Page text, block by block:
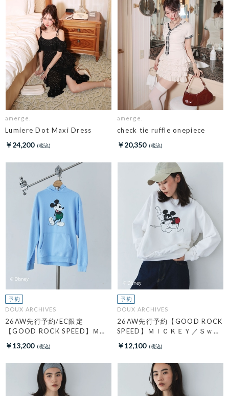
amerge.
Lumiere Dot Maxi Dress
￥24,200
amerge.
check tie ruffle onepiece
￥20,350
DOUX ARCHIVES
26AW先行予約/EC限定
【GOOD ROCK SPEED】ＭＩ
￥13,200
DOUX ARCHIVES
26AW先行予約【GOOD ROCK
SPEED】ＭＩＣＫＥＹ／Ｓｗｅ
￥12,100